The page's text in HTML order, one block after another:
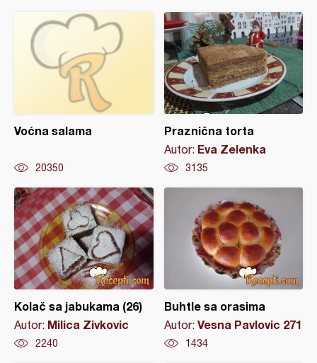
Voćna salama
20350
Praznična torta
Autor: Eva Zelenka
3135
Kolač sa jabukama (26)
Autor: Milica Zivkovic
2240
Buhtle sa orasima
Autor: Vesna Pavlovic 271
1434